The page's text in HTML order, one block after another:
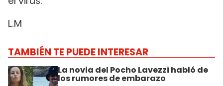
L.M
TAMBIÉN TE PUEDE INTERESAR
La novia del Pocho Lavezzi habló de
los rumores de embarazo